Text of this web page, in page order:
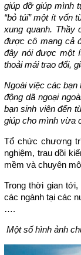
giúp đỡ giúp mình
“bỏ túi” một ít vốn
xung quanh. Thầy
được cô mang cả
đây nói được một
thoải mái trao đổi,
Ngoài việc các bạn
động dã ngoại
bạn sinh viên đến
giúp cho mình vừa
Tổ chức chương
nghiệm, trau dồi
mềm và chuyên
Trong thời gian
các ngành tại các
….
Một số hình ảnh